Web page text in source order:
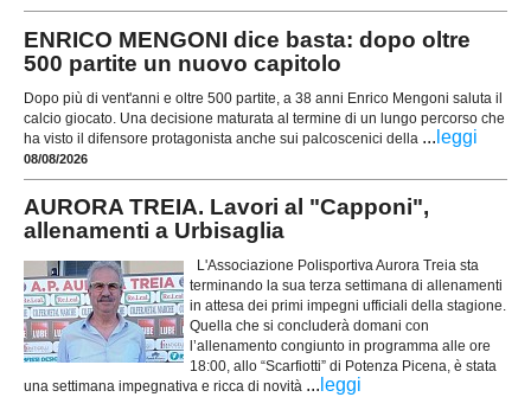
ENRICO MENGONI dice basta: dopo oltre
500 partite un nuovo capitolo
Dopo più di vent'anni e oltre 500 partite, a 38 anni Enrico Mengoni saluta il
calcio giocato. Una decisione maturata al termine di un lungo percorso che
ha visto il difensore protagonista anche sui palcoscenici della ... leggi
08/08/2026
AURORA TREIA. Lavori al "Capponi",
allenamenti a Urbisaglia
L'Associazione Polisportiva Aurora Treia sta
terminando la sua terza settimana di allenamenti
in attesa dei primi impegni ufficiali della stagione.
Quella che si concluderà domani con
l’allenamento congiunto in programma alle ore
18:00, allo “Scarfiotti” di Potenza Picena, è stata
una settimana impegnativa e ricca di novità ... leggi